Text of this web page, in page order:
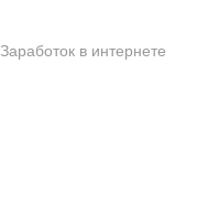
Заработок в интернете